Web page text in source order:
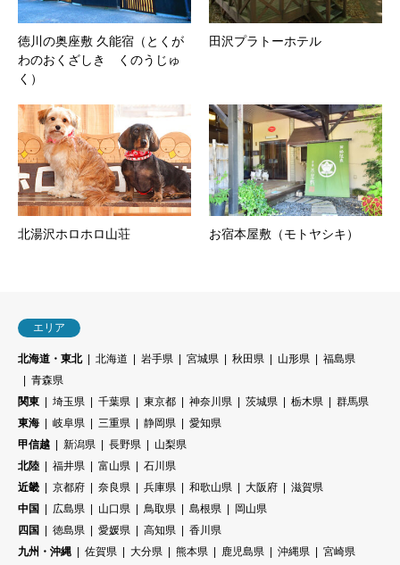
徳川の奥座敷 久能宿（とくが
わのおくざしき くのうじゅ
く）
田沢プラトーホテル
北湯沢ホロホロ山荘 お宿本屋敷（モトヤシキ）
エリア
北海道・東北 北海道 岩手県 宮城県 秋田県 山形県
福島県
青森県
関東
埼玉県 千葉県 東京都 神奈川県 茨城県 栃木県
群馬県
東海
岐阜県 三重県 静岡県
愛知県
甲信越
新潟県 長野県
山梨県
北陸
福井県 富山県
石川県
近畿
京都府 奈良県 兵庫県 和歌山県 大阪府
滋賀県
中国
広島県 山口県 鳥取県 島根県
岡山県
四国
徳島県 愛媛県 高知県
香川県
九州・沖縄
佐賀県 大分県 熊本県 鹿児島県 沖縄県
宮崎県